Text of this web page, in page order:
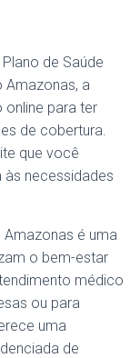
de Saúde
Amazonas, a
online para ter
de cobertura.
que você
às necessidades
Amazonas é uma
o bem-estar
médico
ou para
uma
de